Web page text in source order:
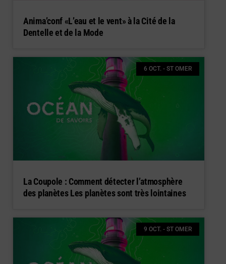
Anima’conf «L’eau et le vent» à la Cité de la
Dentelle et de la Mode
6 OCT. - ST OMER
La Coupole : Comment détecter l’atmosphère
des planètes Les planètes sont très lointaines
9 OCT. - ST OMER